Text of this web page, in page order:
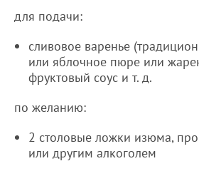
для подачи:
сливовое варенье
или яблочное пюре или
фруктовый соус и т. д.
по желанию:
2 столовые ложки изюма,
или другим алкоголем